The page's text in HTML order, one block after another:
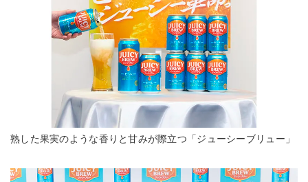
熟した果実のような香りと甘みが際立つ「ジューシーブリュー」